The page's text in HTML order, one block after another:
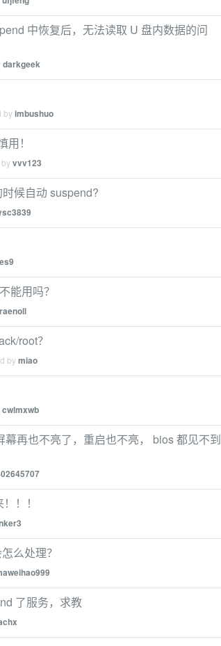
中恢复后，无法读取 U 盘内数据的问
darkgeek
byimbushuo
！
vvv123
候自动 suspend?
能用吗？
raenoll
root？
bymiao
cwlmxwb
再也不亮了，重启也不亮， bios 都见不到
！！
么处理？
了服务，求教